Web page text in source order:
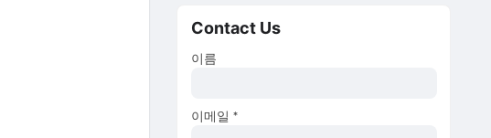
Contact Us
이름
이메일 *